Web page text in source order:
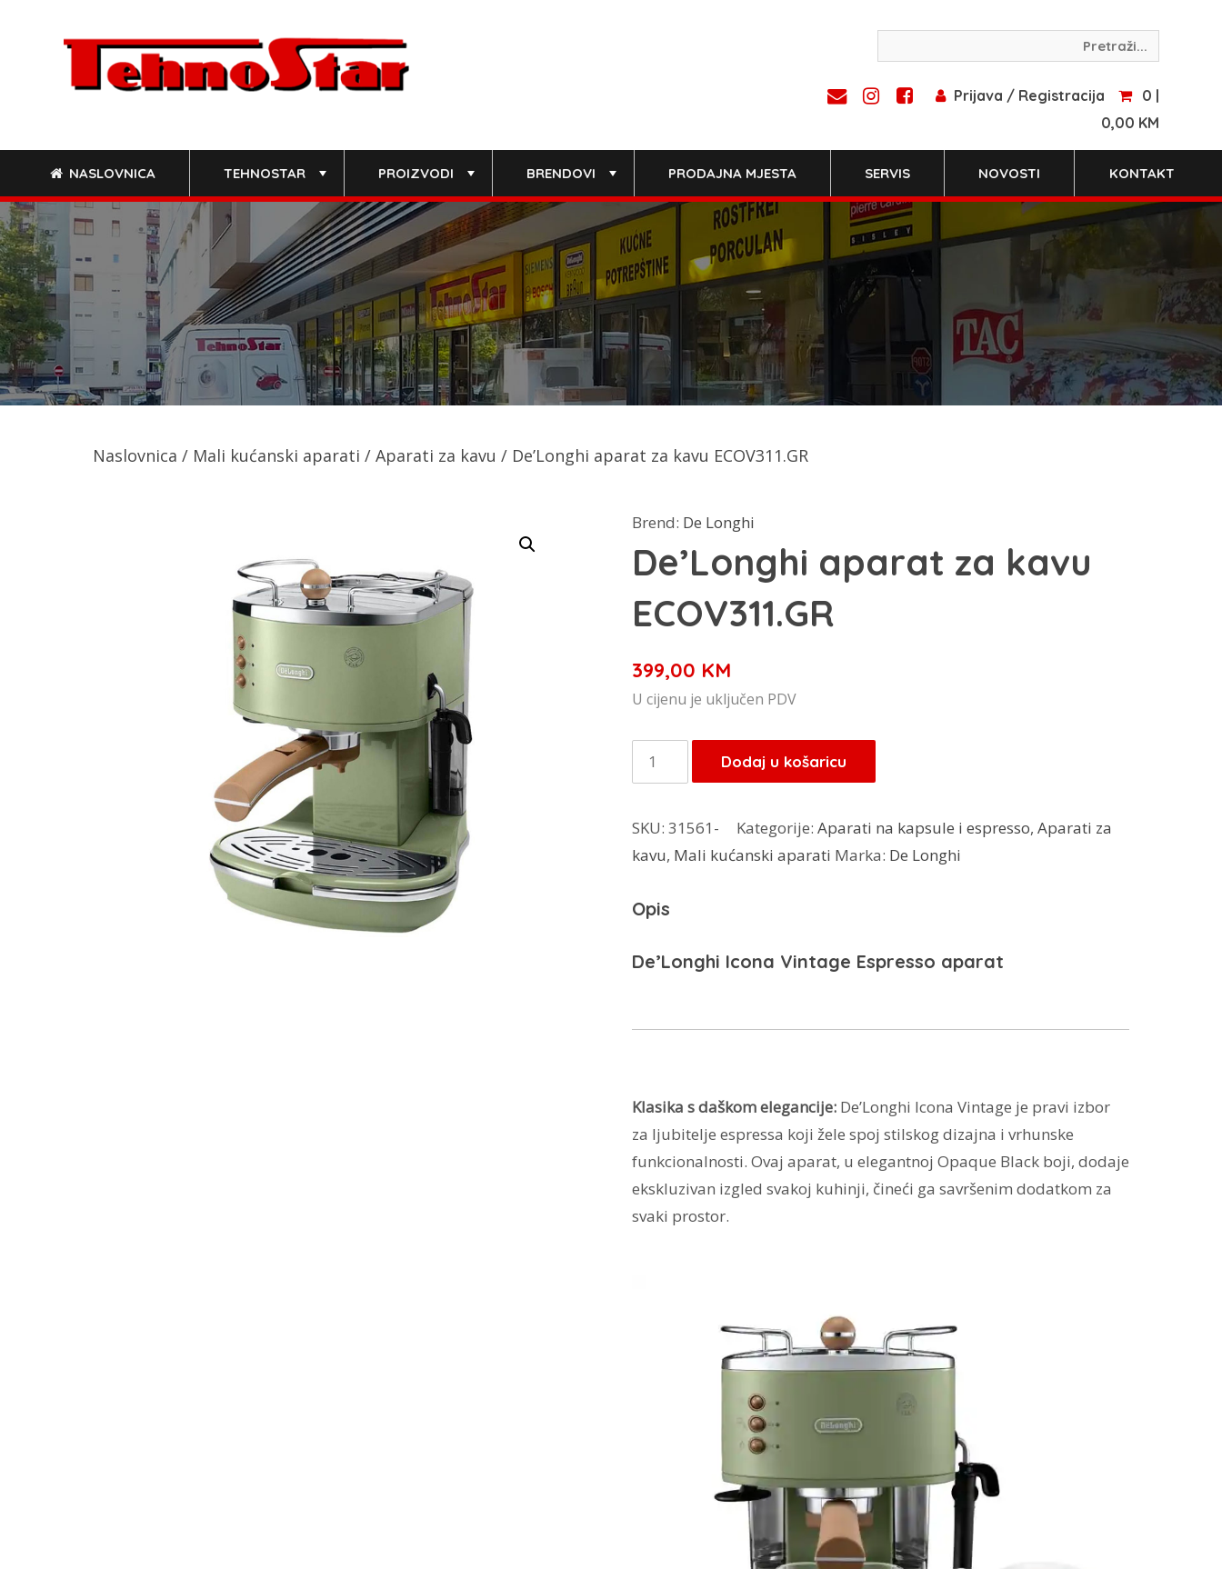
Prijava / Registracija
0 |
0,00 KM
NASLOVNICA TEHNOSTAR PROIZVODI BRENDOVI PRODAJNA MJESTA SERVIS NOVOSTI KONTAKT
Naslovnica / Mali kućanski aparati / Aparati za kavu / De’Longhi aparat za kavu ECOV311.GR
Brend: De Longhi
De’Longhi aparat za kavu
ECOV311.GR
399,00 KM
U cijenu je uključen PDV
De'Longhi
aparat
kavu
ECOV311.GR
Dodaj u košaricu
SKU: 31561- Kategorije: Aparati na kapsule i espresso, Aparati za
kavu, Mali kućanski aparati Marka: De Longhi
Opis
De’Longhi Icona Vintage Espresso aparat
Klasika s daškom elegancije:De’Longhi Icona Vintage je pravi izbor
za ljubitelje espressa koji žele spoj stilskog dizajna i vrhunske
funkcionalnosti. Ovaj aparat, u elegantnoj Opaque Black boji, dodaje
ekskluzivan izgled svakoj kuhinji, čineći ga savršenim dodatkom za
svaki prostor.